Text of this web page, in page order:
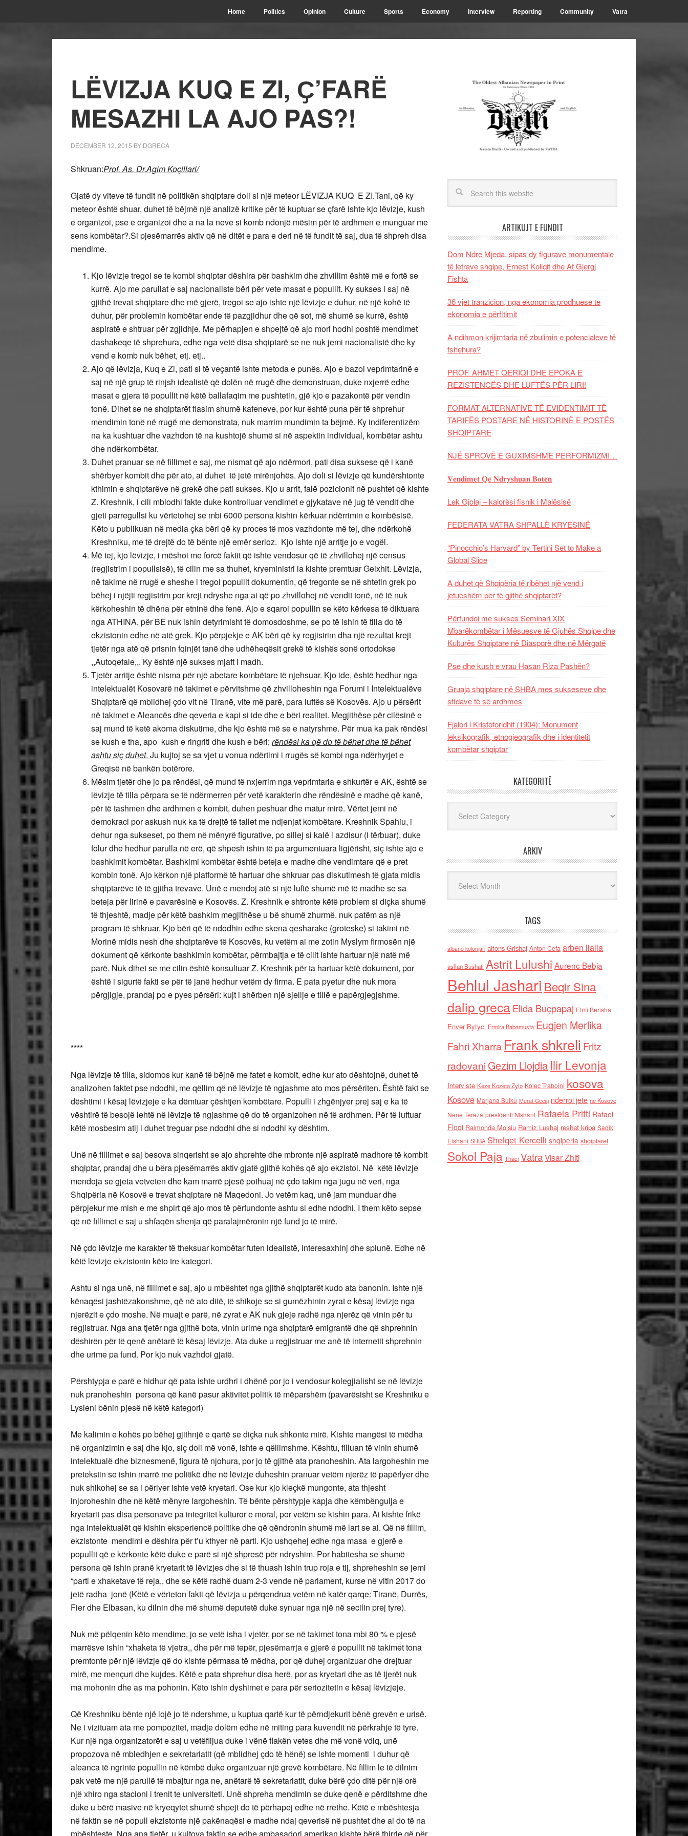
Home Politics Opinion Culture Sports Economy Interview Reporting Community Vatra
LËVIZJA KUQ E ZI, Ҫ’FARË
MESAZHI LA AJO PAS?!
DECEMBER 12, 2015 BY DGRECA
Shkruan:Prof. As. Dr.Agim Koçillari/
Gjatë dy viteve të fundit në politikën shqiptare doli si një meteor LËVIZJA KUQ E ZI.Tani, që ky
meteor është shuar, duhet të bëjmë një analizë kritike për të kuptuar se çfarë ishte kjo lëvizje, kush
e organizoi, pse e organizoi dhe a na la neve si komb ndonjë mësim për të ardhmen e munguar me
sens kombëtar?.Si pjesëmarrës aktiv që në ditët e para e deri në të fundit të saj, dua të shpreh disa
mendime.
Kjo lëvizje tregoi se te kombi shqiptar dëshira për bashkim dhe zhvillim është më e fortë se
kurrë. Ajo me parullat e saj nacionaliste bëri për vete masat e popullit. Ky sukses i saj në
gjithë trevat shqiptare dhe më gjerë, tregoi se ajo ishte një lëvizje e duhur, në një kohë të
duhur, për problemin kombëtar ende të pazgjidhur dhe që sot, më shumë se kurrë, është
aspiratë e shtruar për zgjidhje. Me përhapjen e shpejtë që ajo mori hodhi poshtë mendimet
dashakeqe të shprehura, edhe nga vetë disa shqiptarë se ne nuk jemi nacionalistë dhe ky
vend e komb nuk bëhet, etj. etj..
Ajo që lëvizja, Kuq e Zi, pati si të veçantë ishte metoda e punës. Ajo e bazoi veprimtarinë e
saj në një grup të rinjsh idealistë që dolën në rrugë dhe demonstruan, duke nxjerrë edhe
masat e gjera të popullit në këtë ballafaqim me pushtetin, gjë kjo e pazakontë për vendin
tonë. Dihet se ne shqiptarët flasim shumë kafeneve, por kur është puna për të shprehur
mendimin tonë në rrugë me demonstrata, nuk marrim mundimin ta bëjmë. Ky indiferentizëm
na ka kushtuar dhe vazhdon të na kushtojë shumë si në aspektin individual, kombëtar ashtu
dhe ndërkombëtar.
Duhet pranuar se në fillimet e saj, me nismat që ajo ndërmori, pati disa suksese që i kanë
shërbyer kombit dhe për ato, ai duhet të jetë mirënjohës. Ajo doli si lëvizje që kundërshtonte
kthimin e shqiptarëve në grekë dhe pati sukses. Kjo u arrit, falë pozicionit në pushtet që kishte
Z. Kreshnik, i cili mblodhi fakte duke kontrolluar vendimet e gjykatave në jug të vendit dhe
gjeti parregullsi ku vërtetohej se mbi 6000 persona kishin kërkuar ndërrimin e kombësisë.
Këto u publikuan në media çka bëri që ky proces të mos vazhdonte më tej, dhe ndërkohë
Kreshniku, me të drejtë do të bënte një emër serioz. Kjo ishte një arritje jo e vogël.
Më tej, kjo lëvizje, i mëshoi me forcë faktit që ishte vendosur që të zhvillohej një census
(regjistrim i popullsisë), të cilin me sa thuhet, kryeministri ia kishte premtuar Geixhit. Lëvizja,
në takime në rrugë e sheshe i tregoi popullit dokumentin, që tregonte se në shtetin grek po
bëhej i njëjti regjistrim por krejt ndryshe nga ai që po zhvillohej në vendit tonë, në të nuk
kërkoheshin të dhëna për etninë dhe fenë. Ajo e sqaroi popullin se këto kërkesa të diktuara
nga ATHINA, për BE nuk ishin detyrimisht të domosdoshme, se po të ishin të tilla do të
ekzistonin edhe në atë grek. Kjo përpjekje e AK bëri që ky regjistrim dha një rezultat krejt
tjetër nga atë që prisnin fqinjët tanë dhe udhëheqësit grekë të kishës sonë ortodokse
,,Autoqefale,,. Ky është një sukses mjaft i madh.
Tjetër arritje është nisma për një abetare kombëtare të njehsuar. Kjo ide, është hedhur nga
intelektualët Kosovarë në takimet e përvitshme që zhvilloheshin nga Forumi i Intelektualëve
Shqiptarë që mblidhej çdo vit në Tiranë, vite më parë, para luftës së Kosovës. Ajo u përsërit
në takimet e Aleancës dhe qeveria e kapi si ide dhe e bëri realitet. Megjithëse për cilësinë e
saj mund të ketë akoma diskutime, dhe kjo është më se e natyrshme. Për mua ka pak rëndësi
se kush e tha, apo kush e ringriti dhe kush e bëri; rëndësi ka që do të bëhet dhe të bëhet
ashtu siç duhet. Ju kujtoj se sa vjet u vonua ndërtimi i rrugës së kombi nga ndërhyrjet e
Greqisë në bankën botërore.
Mësim tjetër dhe jo pa rëndësi, që mund të nxjerrim nga veprimtaria e shkurtër e AK, është se
lëvizje të tilla përpara se të ndërmerren për vetë karakterin dhe rëndësinë e madhe që kanë,
për të tashmen dhe ardhmen e kombit, duhen peshuar dhe matur mirë. Vërtet jemi në
demokraci por askush nuk ka të drejtë të tallet me ndjenjat kombëtare. Kreshnik Spahiu, i
dehur nga sukseset, po them në mënyrë figurative, po sillej si kalë i azdisur (i tërbuar), duke
folur dhe hedhur parulla në erë, që shpesh ishin të pa argumentuara ligjërisht, siç ishte ajo e
bashkimit kombëtar. Bashkimi kombëtar është beteja e madhe dhe vendimtare që e pret
kombin tonë. Ajo kërkon një platformë të hartuar dhe shkruar pas diskutimesh të gjata midis
shqiptarëve të të gjitha trevave. Unë e mendoj atë si një luftë shumë më të madhe se sa
beteja për lirinë e pavarësinë e Kosovës. Z. Kreshnik e shtronte këtë problem si diçka shumë
të thjeshtë, madje për këtë bashkim megjithëse u bë shumë zhurmë. nuk patëm as një
program të shkruar. Kjo bëri që të ndodhin edhe skena qesharake (groteske) si takimi në
Morinë midis nesh dhe shqiptarëve të Kosovës, ku vetëm ai me zotin Myslym firmosën një
dokument që kërkonte bashkimin kombëtar, përmbajtja e të cilit ishte hartuar një natë më
parë. Nuk dihet se me cilin është konsultuar Z. Kreshnik për ta hartuar këtë dokument, por
është i sigurtë fakti se për të janë hedhur vetëm dy firma. E pata pyetur dhe nuk mora
përgjigje, prandaj po e pyes përsëri: kujt i shërben një sjellje e tillë e papërgjegjshme.
****
Nga lëvizje të tilla, sidomos kur kanë të bëjnë me fatet e kombit, edhe kur ato dështojnë, duhet të
analizohen faktet pse ndodhi, me qëllim që në lëvizje të ngjashme ato mos përsëriten. Është fakt se
dështimi i kësaj lëvizjeje e ka dëmtuar çështjen kombëtare. Populli i zhgënjyer prej saj e ka të
vështirë të besojë lehtë në lëvizje të ngjashme që do të organizohen në të ardhmen. Për të luftuar
këtë mosbesim atij i duhet treguar pse ndodhi dhe si ndodhi ky dështim.
Unë në fillimet e saj besova sinqerisht se ajo shprehte dhe mbronte një aspiratë madhore të kombit
shqiptar, prandaj dhe u bëra pjesëmarrës aktiv gjatë gjithë kohës që ajo ekzistoi. Në këtë lëvizje
mendoja se gjeta vetveten dhe kam marrë pjesë pothuaj në çdo takim nga jugu në veri, nga
Shqipëria në Kosovë e trevat shqiptare në Maqedoni. Jo vetëm kaq, unë jam munduar dhe
përpjekur me mish e me shpirt që ajo mos të përfundonte ashtu si edhe ndodhi. I them këto sepse
që në fillimet e saj u shfaqën shenja që paralajmëronin një fund jo të mirë.
Në çdo lëvizje me karakter të theksuar kombëtar futen idealistë, interesaxhinj dhe spiunë. Edhe në
këtë lëvizje ekzistonin këto tre kategori.
Ashtu si nga unë, në fillimet e saj, ajo u mbështet nga gjithë shqiptarët kudo ata banonin. Ishte një
kënaqësi jashtëzakonshme, që në ato ditë, të shikoje se si gumëzhinin zyrat e kësaj lëvizje nga
njerëzit e çdo moshe. Në muajt e parë, në zyrat e AK nuk gjeje radhë nga njerëz që vinin për tu
regjistruar. Nga ana tjetër nga gjithë bota, vinin urime nga shqiptarë emigrantë dhe që shprehnin
dëshirën për të qenë anëtarë të kësaj lëvizje. Ata duke u regjistruar me anë të internetit shprehnin
dhe urime pa fund. Por kjo nuk vazhdoi gjatë.
Përshtypja e parë e hidhur që pata ishte urdhri i dhënë por jo i vendosur kolegjialisht se në lëvizje
nuk pranoheshin persona që kanë pasur aktivitet politik të mëparshëm (pavarësisht se Kreshniku e
Lysieni bënin pjesë në këtë kategori)
Me kalimin e kohës po bëhej gjithnjë e qartë se diçka nuk shkonte mirë. Kishte mangësi të mëdha
në organizimin e saj dhe kjo, siç doli më vonë, ishte e qëllimshme. Kështu, filluan të vinin shumë
intelektualë dhe biznesmenë, figura të njohura, por jo të gjithë ata pranoheshin. Ata largoheshin me
pretekstin se ishin marrë me politikë dhe në lëvizje duheshin pranuar vetëm njerëz të papërlyer dhe
nuk shikohej se sa i përlyer ishte vetë kryetari. Ose kur kjo kleçkë mungonte, ata thjesht
injoroheshin dhe në këtë mënyre largoheshin. Të bënte përshtypje kapja dhe këmbëngulja e
kryetarit pas disa personave pa integritet kulturor e moral, por vetëm se kishin para. Ai kishte frikë
nga intelektualët që kishin eksperiencë politike dhe që qëndronin shumë më lart se ai. Që në fillim,
ekzistonte mendimi e dëshira për t’u kthyer në parti. Kjo ushqehej edhe nga masa e gjerë e
popullit që e kërkonte këtë duke e parë si një shpresë për ndryshim. Por habitesha se shumë
persona që ishin pranë kryetarit të lëvizjes dhe si të thuash ishin trup roja e tij, shpreheshin se jemi
“parti e xhaketave të reja,, dhe se këtë radhë duam 2-3 vende në parlament, kurse në vitin 2017 do
jetë radha jonë (Këtë e vërteton fakti që lëvizja u përqendrua vetëm në katër qarqe: Tiranë, Durrës,
Fier dhe Elbasan, ku dilnin dhe më shumë deputetë duke synuar nga një në secilin prej tyre).
Nuk më pëlqenin këto mendime, jo se vetë isha i vjetër, por se në takimet tona mbi 80 % e pjesë
marrësve ishin “xhaketa të vjetra,, dhe për më tepër, pjesëmarrja e gjerë e popullit në takimet tona
premtonte për një lëvizje që do kishte përmasa të mëdha, por që duhej organizuar dhe drejtuar
mirë, me mençuri dhe kujdes. Këtë e pata shprehur disa herë, por as kryetari dhe as të tjerët nuk
ma mohonin dhe as ma pohonin. Këto ishin dyshimet e para për seriozitetin e kësaj lëvizjeje.
Që Kreshniku bënte një lojë jo të ndershme, u kuptua qartë kur të përndjekurit bënë grevën e urisë.
Ne i vizituam ata me pompozitet, madje dolëm edhe në miting para kuvendit në përkrahje të tyre.
Kur një nga organizatorët e saj u vetëflijua duke i vënë flakën vetes dhe më vonë vdiq, unë
propozova në mbledhjen e sekretariatit (që mblidhej çdo të hënë) se ishte momenti i duhur që
aleanca të ngrinte popullin në këmbë duke organizuar një grevë kombëtare. Në fillim le të dilnim
pak vetë me një parullë të mbajtur nga ne, anëtarë të sekretariatit, duke bërë çdo ditë për një orë
një xhiro nga stacioni i trenit te universiteti. Unë shpreha mendimin se duke qenë e përditshme dhe
duke u bërë masive në kryeqytet shumë shpejt do të përhapej edhe në rrethe. Këtë e mbështesja
në faktin se në popull ekzistonte një pakënaqësi e madhe ndaj qeverisë në pushtet dhe ai do të na
ARTIKUJT E FUNDIT
Dom Ndre Mjeda, sipas dy figurave monumentale
të letrave shqipe, Ernest Koliqit dhe At Gjergj
Fishta
36 vjet tranzicion, nga ekonomia prodhuese te
ekonomia e përfitimit
A ndihmon krijimtaria në zbulimin e potencialeve të
fshehura?
PROF. AHMET QERIQI DHE EPOKA E
REZISTENCЁS DHE LUFTЁS PЁR LIRI!
FORMAT ALTERNATIVE TË EVIDENTIMIT TË
TARIFËS POSTARE NË HISTORINË E POSTËS
SHQIPTARE
NJË SPROVË E GUXIMSHME PERFORMIZMI…
𝐕𝐞𝐧𝐝𝐢𝐦𝐞𝐭 𝐐𝐞̈ 𝐍𝐝𝐫𝐲𝐬𝐡𝐮𝐚𝐧 𝐁𝐨𝐭𝐞̈𝐧
Lek Gjolaj – kalorësi fisnik i Malësisë
FEDERATA VATRA SHPALLË KRYESINË
“Pinocchio’s Harvard” by Tertini Set to Make a
Global Slice
A duhet që Shqipëria të ribëhet një vend i
jetueshëm për të gjithë shqiptarët?
Përfundoi me sukses Seminari XIX
Mbarëkombëtar i Mësuesve të Gjuhës Shqipe dhe
Kulturës Shqiptare në Diasporë dhe në Mërgatë
Pse dhe kush e vrau Hasan Riza Pashën?
Gruaja shqiptare në SHBA mes sukseseve dhe
sfidave të së ardhmes
Fjalori i Kristoforidhit (1904): Monument
leksikografik, etnogjeografik dhe i identitetit
kombëtar shqiptar
KATEGORITË
ARKIV
TAGS
albano kolonjari alfons Grishaj Anton Cefa arben llalla
asllan Bushati Astrit Lulushi Aurenc Bebja
Behlul Jashari Beqir Sina
dalip grecaElida Buçpapaj Elmi Berisha
Enver Bytyci Ermira Babamusta Eugjen Merlika
Fahri Xharra Frank shkreli Fritz
radovaniGezim Llojdia Ilir Levonja
Interviste Keze Kozeta Zylo Kolec Traboini kosova
Kosove Marjana Bulku Murat Gecaj nderroi jete ne Kosove
Nene Tereza presidenti Nishani Rafaela Prifti Rafael
Floqi Raimonda Moisiu Ramiz Lushaj reshat kripa Sadik
Elshani SHBA Shefqet Kercelli shqiperia shqiptaret
Sokol Paja Thaci VatraVisar Zhiti